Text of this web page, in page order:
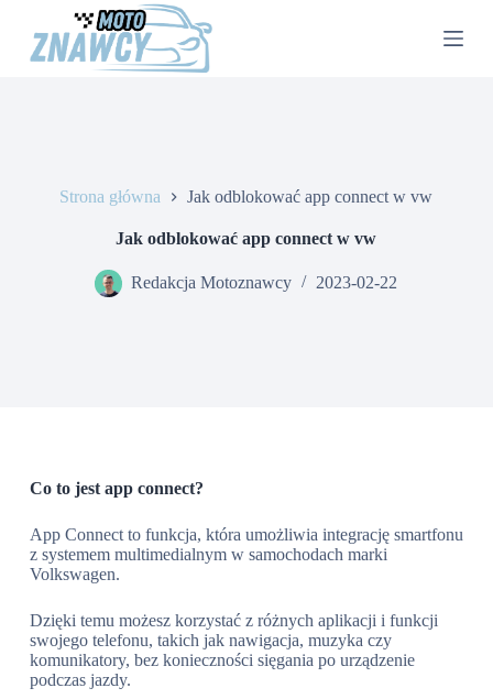
Strona główna Jak odblokować app connect w vw
Jak odblokować app connect w vw
Redakcja Motoznawcy 2023-02-22
Co to jest app connect?
App Connect to funkcja, która umożliwia integrację smartfonu
z systemem multimedialnym w samochodach marki
Volkswagen.
Dzięki temu możesz korzystać z różnych aplikacji i funkcji
swojego telefonu, takich jak nawigacja, muzyka czy
komunikatory, bez konieczności sięgania po urządzenie
podczas jazdy.